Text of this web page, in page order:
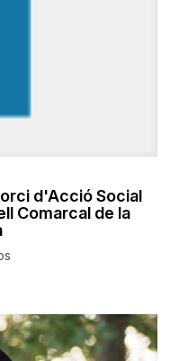
d'Acció Social
Comarcal de la